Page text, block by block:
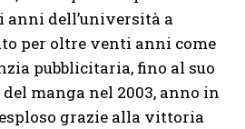
dell’università a
per oltre venti anni come
pubblicitaria, fino al suo
manga nel 2003, anno in
grazie alla vittoria